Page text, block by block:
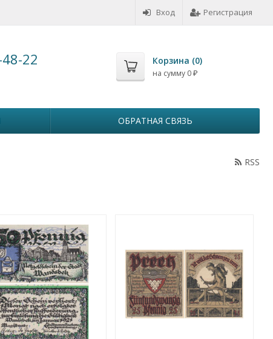
Вход Регистрация
22 Корзина (0)
на сумму 0 ₽
ОБРАТНАЯ СВЯЗЬ
RSS